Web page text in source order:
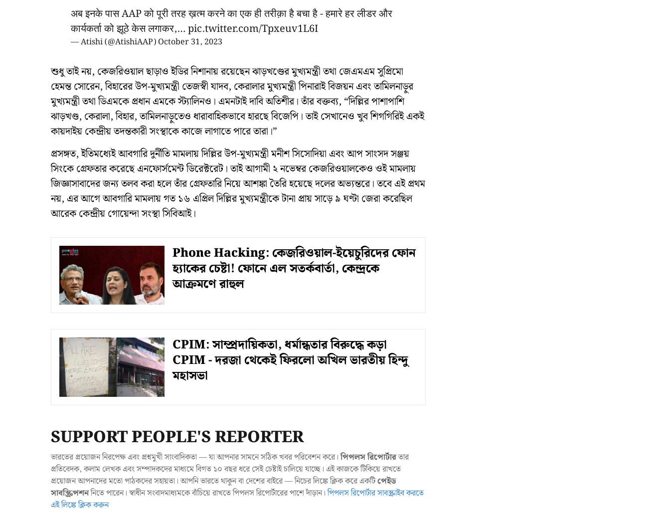
अब इनके पास AAP को पूरी तरह ख़त्म करने का एक ही तरीक़ा है बचा है - हमारे हर लीडर और
कार्यकर्ता को झूठे केस लगाकर,…pic.twitter.com/Tpxeuv1L6I
— Atishi (@AtishiAAP) October 31, 2023
শুধু তাই নয়, কেজরিওয়াল ছাড়াও ইডির নিশানায় রয়েছেন ঝাড়খণ্ডের মুখ্যমন্ত্রী তথা জেএমএম সুপ্রিমো
হেমন্ত সোরেন, বিহারের উপ-মুখ্যমন্ত্রী তেজস্বী যাদব, কেরালার মুখ্যমন্ত্রী পিনারাই বিজয়ন এবং তামিলনাড়ুর
মুখ্যমন্ত্রী তথা ডিএমকে প্রধান এমকে স্ট্যালিনও। এমনটাই দাবি অতিশীর। তাঁর বক্তব্য, “দিল্লির পাশাপাশি
ঝাড়খণ্ড, কেরালা, বিহার, তামিলনাড়ুতেও ধারাবাহিকভাবে হারছে বিজেপি। তাই সেখানেও খুব শিগগিরিই একই
কায়দাইয় কেন্দ্রীয় তদন্তকারী সংস্থাকে কাজে লাগাতে পারে তারা।”
প্রসঙ্গত, ইতিমধ্যেই আবগারি দুর্নীতি মামলায় দিল্লির উপ-মুখ্যমন্ত্রী মনীশ সিসোদিয়া এবং আপ সাংসদ সঞ্জয়
সিংকে গ্রেফতার করেছে এনফোর্সমেন্ট ডিরেক্টরেট। তাই আগামী ২ নভেম্বর কেজরিওয়ালকেও ওই মামলায়
জিজ্ঞাসাবাদের জন্য তলব করা হলে তাঁর গ্রেফতারি নিয়ে আশঙ্কা তৈরি হয়েছে দলের অভ্যন্তরে। তবে এই প্রথম
নয়, এর আগে আবগারি মামলায় গত ১৬ এপ্রিল দিল্লির মুখ্যমন্ত্রীকে টানা প্রায় সাড়ে ৯ ঘণ্টা জেরা করেছিল
আরেক কেন্দ্রীয় গোয়েন্দা সংস্থা সিবিআই।
Phone Hacking: কেজরিওয়াল-ইয়েচুরিদের ফোন
হ্যাকের চেষ্টা! ফোনে এল সতর্কবার্তা, কেন্দ্রকে
আক্রমণে রাহুল
CPIM: সাম্প্রদায়িকতা, ধর্মান্ধতার বিরুদ্ধে কড়া
CPIM - দরজা থেকেই ফিরলো অখিল ভারতীয় হিন্দু
মহাসভা
SUPPORT PEOPLE'S REPORTER
ভারতের প্রয়োজন নিরপেক্ষ এবং প্রশ্নমুখী সাংবাদিকতা — যা আপনার সামনে সঠিক খবর পরিবেশন করে।পিপলস রিপোর্টারতার
প্রতিবেদক, কলাম লেখক এবং সম্পাদকদের মাধ্যমে বিগত ১০ বছর ধরে সেই চেষ্টাই চালিয়ে যাচ্ছে। এই কাজকে টিকিয়ে রাখতে
প্রয়োজন আপনাদের মতো পাঠকদের সহায়তা। আপনি ভারতে থাকুন বা দেশের বাইরে — নিচের লিঙ্কে ক্লিক করে একটিপেইড
সাবস্ক্রিপশননিতে পারেন। স্বাধীন সংবাদমাধ্যমকে বাঁচিয়ে রাখতে পিপলস রিপোর্টারের পাশে দাঁড়ান।পিপলস রিপোর্টার সাবস্ক্রাইব করতে
এই লিঙ্কে ক্লিক করুন